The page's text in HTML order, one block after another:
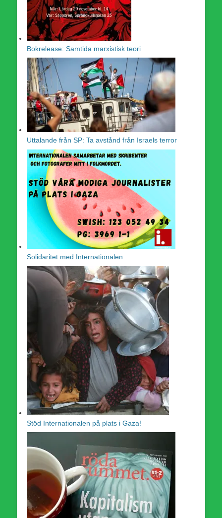
Bokrelease: Samtida marxistisk teori
Uttalande från SP: Ta avstånd från Israels terror
Solidaritet med Internationalen
Stöd Internationalen på plats i Gaza!